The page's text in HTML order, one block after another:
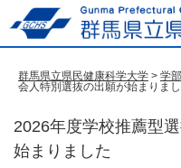
群馬県立県民健康科学大学 > 学
会人特別選抜の出願が始まりま
2026年度学校推薦型
始まりました